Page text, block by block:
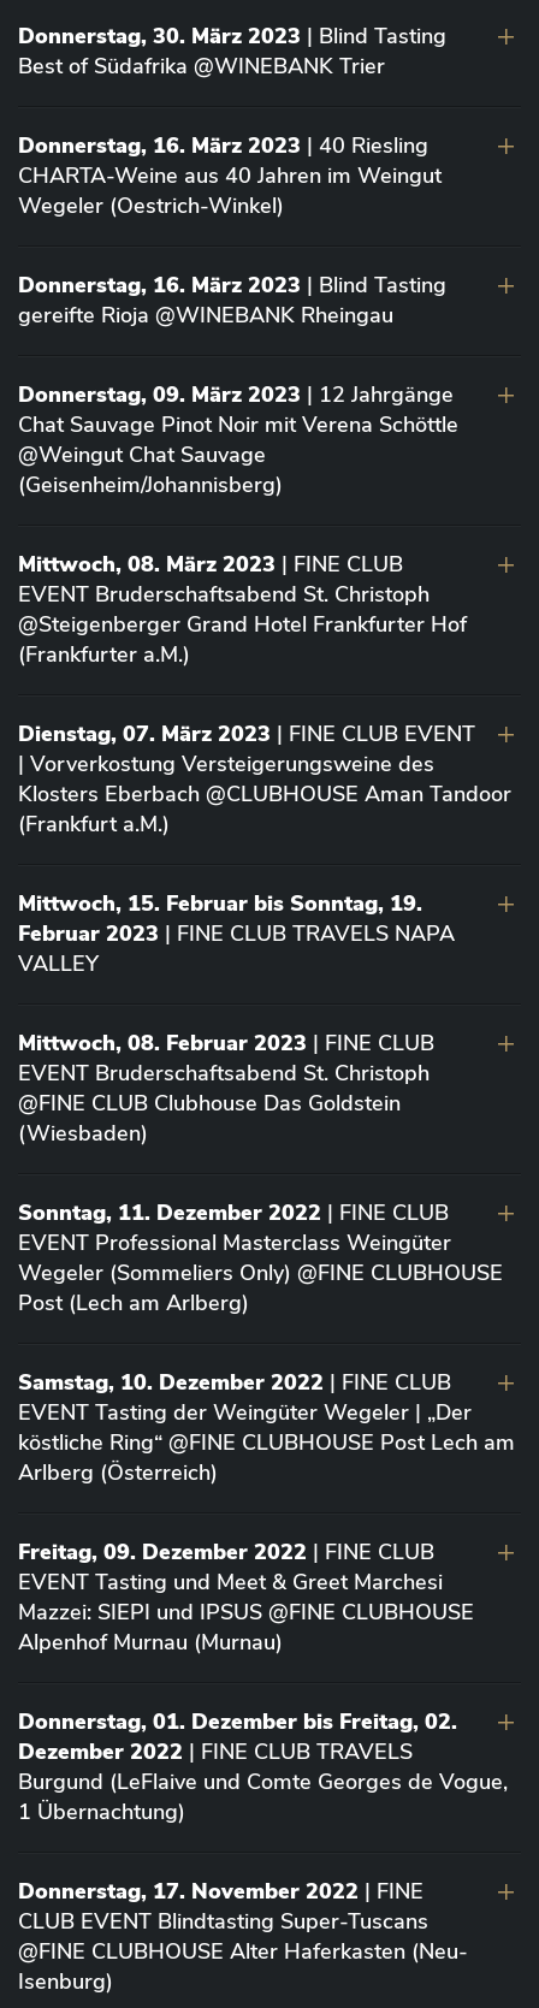
Donnerstag, 30. März 2023 | Blind Tasting
Best of Südafrika @WINEBANK Trier
Donnerstag, 16. März 2023 | 40 Riesling
CHARTA-Weine aus 40 Jahren im Weingut
Wegeler (Oestrich-Winkel)
Donnerstag, 16. März 2023 | Blind Tasting
gereifte Rioja @WINEBANK Rheingau
Donnerstag, 09. März 2023 | 12 Jahrgänge
Chat Sauvage Pinot Noir mit Verena Schöttle
@Weingut Chat Sauvage
(Geisenheim/Johannisberg)
Mittwoch, 08. März 2023 | FINE CLUB
EVENT Bruderschaftsabend St. Christoph
@Steigenberger Grand Hotel Frankfurter Hof
(Frankfurter a.M.)
Dienstag, 07. März 2023 | FINE CLUB EVENT
| Vorverkostung Versteigerungsweine des
Klosters Eberbach @CLUBHOUSE Aman Tandoor
(Frankfurt a.M.)
Mittwoch, 15. Februar bis Sonntag, 19.
Februar 2023 | FINE CLUB TRAVELS NAPA
VALLEY
Mittwoch, 08. Februar 2023 | FINE CLUB
EVENT Bruderschaftsabend St. Christoph
@FINE CLUB Clubhouse Das Goldstein
(Wiesbaden)
Sonntag, 11. Dezember 2022 | FINE CLUB
EVENT Professional Masterclass Weingüter
Wegeler (Sommeliers Only) @FINE CLUBHOUSE
Post (Lech am Arlberg)
Samstag, 10. Dezember 2022 | FINE CLUB
EVENT Tasting der Weingüter Wegeler | „Der
köstliche Ring“ @FINE CLUBHOUSE Post Lech am
Arlberg (Österreich)
Freitag, 09. Dezember 2022 | FINE CLUB
EVENT Tasting und Meet & Greet Marchesi
Mazzei: SIEPI und IPSUS @FINE CLUBHOUSE
Alpenhof Murnau (Murnau)
Donnerstag, 01. Dezember bis Freitag, 02.
Dezember 2022 | FINE CLUB TRAVELS
Burgund (LeFlaive und Comte Georges de Vogue,
1 Übernachtung)
Donnerstag, 17. November 2022 | FINE
CLUB EVENT Blindtasting Super-Tuscans
@FINE CLUBHOUSE Alter Haferkasten (Neu-
Isenburg)